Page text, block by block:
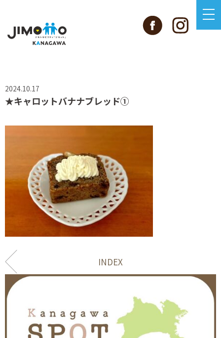
2024.10.17
★キャロットバナナブレッド①
INDEX